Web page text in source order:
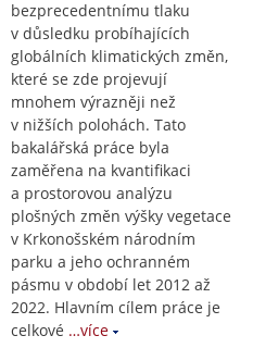
bezprecedentnímu tlaku
v důsledku probíhajících
globálních klimatických změn,
které se zde projevují
mnohem výrazněji než
v nižších polohách. Tato
bakalářská práce byla
zaměřena na kvantifikaci
a prostorovou analýzu
plošných změn výšky vegetace
v Krkonošském národním
parku a jeho ochranném
pásmu v období let 2012 až
2022. Hlavním cílem práce je
celkové …více